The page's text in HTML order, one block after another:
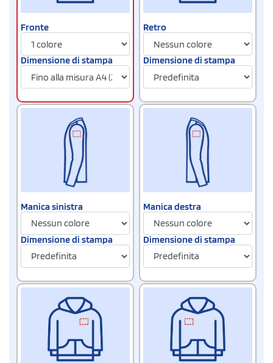
Fronte
Dimensione di stampa
Retro
Dimensione di stampa
Manica sinistra
Dimensione di stampa
Manica destra
Dimensione di stampa